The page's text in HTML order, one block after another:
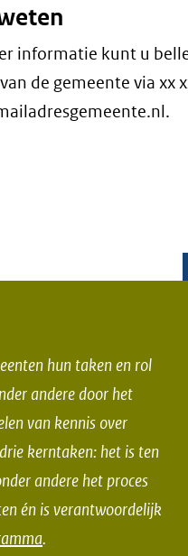
informatie kunt u
de gemeente via xx
hun taken en rol
andere door het
van kennis over
kerntaken: het is ten
andere het proces
én is verantwoordelijk
.